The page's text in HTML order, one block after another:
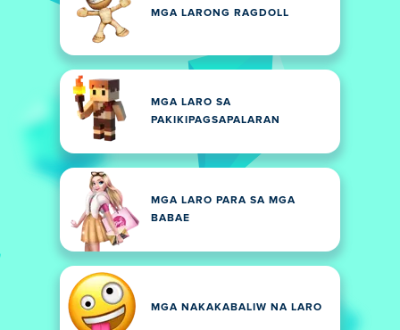
MGA LARONG RAGDOLL
MGA LARO SA
PAKIKIPAGSAPALARAN
MGA LARO PARA SA MGA
BABAE
MGA NAKAKABALIW NA LARO